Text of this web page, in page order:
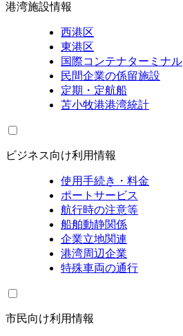
港湾施設情報
西港区
東港区
国際コンテナターミナル
民間企業の係留施設
定期・定航船
苫小牧港港湾統計
ビジネス向け利用情報
使用手続き・料金
ポートサービス
航行時の注意等
船舶動静関係
企業立地関連
港湾周辺企業
特殊車両の通行
市民向け利用情報